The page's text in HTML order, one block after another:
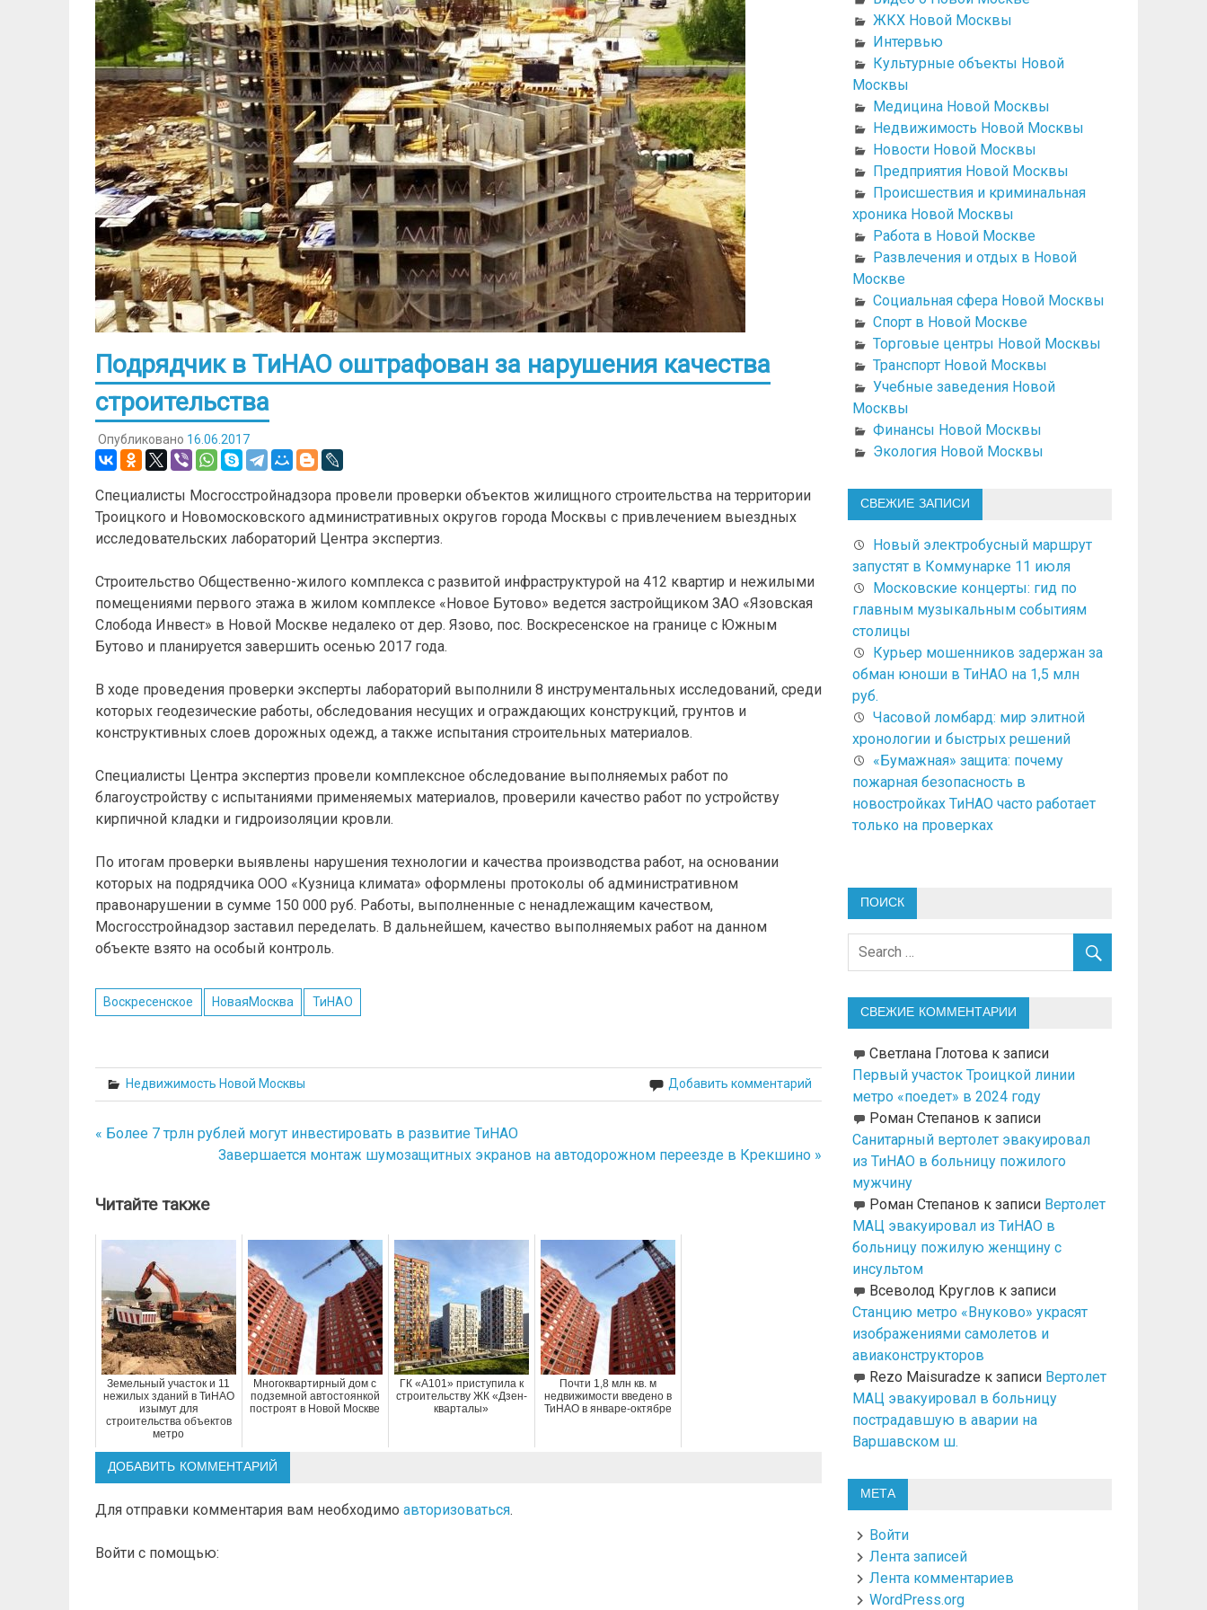
Подрядчик в ТиНАО оштрафован за нарушения качества
строительства
Опубликовано 16.06.2017
Специалисты Мосгосстройнадзора провели проверки объектов жилищного строительства на территории
Троицкого и Новомосковского административных округов города Москвы с привлечением выездных
исследовательских лабораторий Центра экспертиз.
Строительство Общественно-жилого комплекса с развитой инфраструктурой на 412 квартир и нежилыми
помещениями первого этажа в жилом комплексе «Новое Бутово» ведется застройщиком ЗАО «Язовская
Слобода Инвест» в Новой Москве недалеко от дер. Язово, пос. Воскресенское на границе с Южным
Бутово и планируется завершить осенью 2017 года.
В ходе проведения проверки эксперты лабораторий выполнили 8 инструментальных исследований, среди
которых геодезические работы, обследования несущих и ограждающих конструкций, грунтов и
конструктивных слоев дорожных одежд, а также испытания строительных материалов.
Специалисты Центра экспертиз провели комплексное обследование выполняемых работ по
благоустройству с испытаниями применяемых материалов, проверили качество работ по устройству
кирпичной кладки и гидроизоляции кровли.
По итогам проверки выявлены нарушения технологии и качества производства работ, на основании
которых на подрядчика ООО «Кузница климата» оформлены протоколы об административном
правонарушении в сумме 150 000 руб. Работы, выполненные с ненадлежащим качеством,
Мосгосстройнадзор заставил переделать. В дальнейшем, качество выполняемых работ на данном
объекте взято на особый контроль.
Воскресенское НоваяМосква ТиНАО
Недвижимость Новой Москвы Добавить комментарий
Навигация
записям
« Более 7 трлн рублей могут инвестировать в развитие ТиНАО
Завершается монтаж шумозащитных экранов на автодорожном переезде в Крекшино »
Читайте также
Земельный участок и 11
нежилых зданий в ТиНАО
изымут для
строительства объектов
метро
Многоквартирный дом с
подземной автостоянкой
построят в Новой Москве
ГК «А101» приступила к
строительству ЖК «Дзен-
кварталы»
Почти 1,8 млн кв. м
недвижимости введено в
ТиНАО в январе-октябре
ДОБАВИТЬ КОММЕНТАРИЙ
Для отправки комментария вам необходимо авторизоваться.
Войти с помощью:
ЖКХ Новой Москвы
Интервью
Культурные объекты Новой
Москвы
Медицина Новой Москвы
Недвижимость Новой Москвы
Новости Новой Москвы
Предприятия Новой Москвы
Происшествия и криминальная
хроника Новой Москвы
Работа в Новой Москве
Развлечения и отдых в Новой
Москве
Социальная сфера Новой Москвы
Спорт в Новой Москве
Торговые центры Новой Москвы
Транспорт Новой Москвы
Учебные заведения Новой
Москвы
Финансы Новой Москвы
Экология Новой Москвы
СВЕЖИЕ ЗАПИСИ
Новый электробусный маршрут
запустят в Коммунарке 11 июля
Московские концерты: гид по
главным музыкальным событиям
столицы
Курьер мошенников задержан за
обман юноши в ТиНАО на 1,5 млн
руб.
Часовой ломбард: мир элитной
хронологии и быстрых решений
«Бумажная» защита: почему
пожарная безопасность в
новостройках ТиНАО часто работает
только на проверках
ПОИСК
СВЕЖИЕ КОММЕНТАРИИ
Светлана Глотовак записи
Первый участок Троицкой линии
метро «поедет» в 2024 году
Роман Степанов к записи
Санитарный вертолет эвакуировал
из ТиНАО в больницу пожилого
мужчину
Роман Степанов к записи Вертолет
МАЦ эвакуировал из ТиНАО в
больницу пожилую женщину с
инсультом
Всеволод Круглов к записи
Станцию метро «Внуково» украсят
изображениями самолетов и
авиаконструкторов
Rezo Maisuradze к записи Вертолет
МАЦ эвакуировал в больницу
пострадавшую в аварии на
Варшавском ш.
МЕТА
Войти
Лента записей
Лента комментариев
WordPress.org